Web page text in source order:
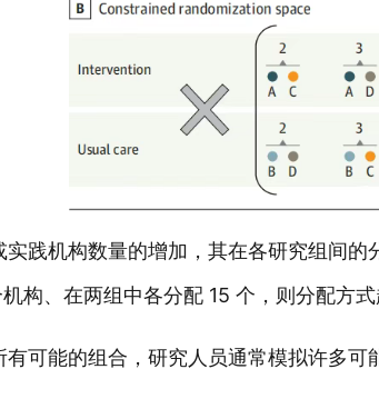
实践机构数量的增加，其在各研究组间
构、在两组中各分配 15 个，则分配方式
有可能的组合，研究人员通常模拟许多